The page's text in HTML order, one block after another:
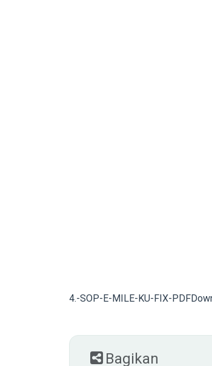
4.-SOP-E-MILE-KU-FIX-PDF
Bagikan